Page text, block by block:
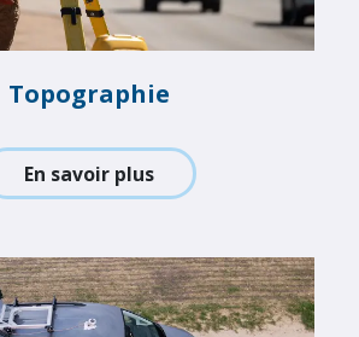
Topographie
En savoir plus